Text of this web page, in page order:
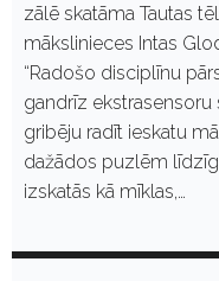
zālē skatāma Tautas
mākslinieces Intas
“Radošo disciplīnu
gandrīz ekstrasensoru
gribēju radīt ieskatu
dažādos puzlēm
izskatās kā mīklas,…